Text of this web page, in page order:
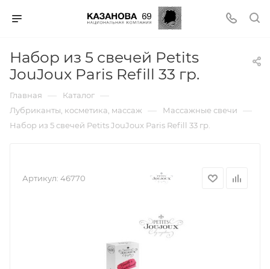
Набор из 5 свечей Petits
JouJoux Paris Refill 33 гр.
Главная — Каталог —
Лубриканты, косметика, массаж — Массажные свечи —
Набор из 5 свечей Petits JouJoux Paris Refill 33 гр.
Артикул: 46770